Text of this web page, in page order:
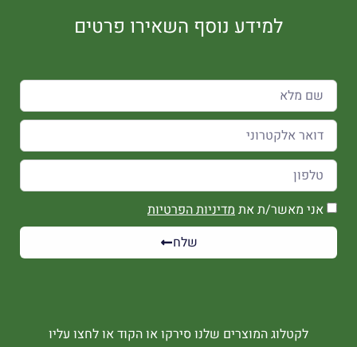
למידע נוסף השאירו פרטים
אני מאשר/ת את מדיניות הפרטיות
שלח
לקטלוג המוצרים שלנו סירקו או הקוד או לחצו עליו